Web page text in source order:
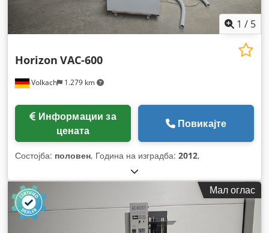
1 / 5
Volkach 1.279 km
Horizon VAC-600
цената
Повикајте
Состојба: половен, Година на изградба: 2012,
Мал оглас